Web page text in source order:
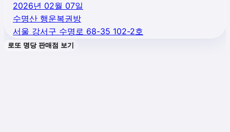
2026년 02월 07일
수명산 행운복권방
서울 강서구 수명로 68-35 102-2호
로또 명당 판매점 보기